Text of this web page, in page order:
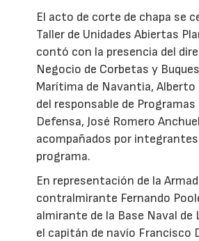
El acto de corte de chapa se
Taller de Unidades Abiertas
contó con la presencia del
Negocio de Corbetas y
Marítima de Navantia,
del responsable de
Defensa, José Romero
acompañados por integrantes
programa.
En representación de la
contralmirante Fernando
almirante de la Base Naval de
el capitán de navío Francisco